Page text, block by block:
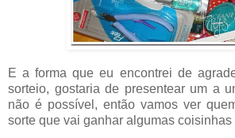
E a forma que eu encontrei de
sorteio, gostaria de presentear um a
não é possível, então vamos ver
sorte que vai ganhar algumas